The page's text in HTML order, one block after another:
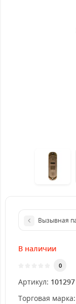
Вызывная
В наличии
0
Артикул: 101297
Торговая марка: